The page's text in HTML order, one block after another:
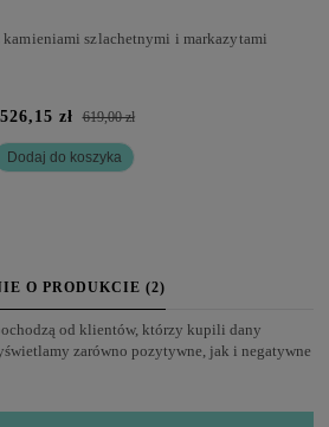
kamieniami szlachetnymi i markazytami
526,15 zł 619,00 zł
Dodaj do koszyka
O PRODUKCIE (2)
od klientów, którzy kupili dany
zarówno pozytywne, jak i negatywne